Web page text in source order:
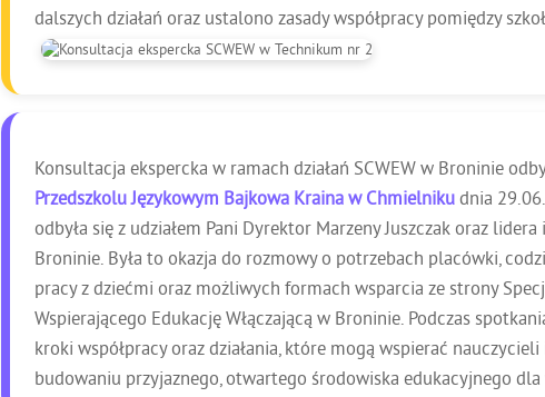
dalszych działań oraz ustalono zasady współpracy pomiędzy
Konsultacja ekspercka w ramach działań SCWEW w Broninie
Przedszkolu Językowym Bajkowa Kraina w Chmielnikudnia
odbyła się z udziałem Pani Dyrektor Marzeny Juszczak oraz
Broninie. Była to okazja do rozmowy o potrzebach placówki,
pracy z dziećmi oraz możliwych formach wsparcia ze strony
Wspierającego Edukację Włączającą w Broninie. Podczas
kroki współpracy oraz działania, które mogą wspierać
budowaniu przyjaznego, otwartego środowiska edukacyjnego dla